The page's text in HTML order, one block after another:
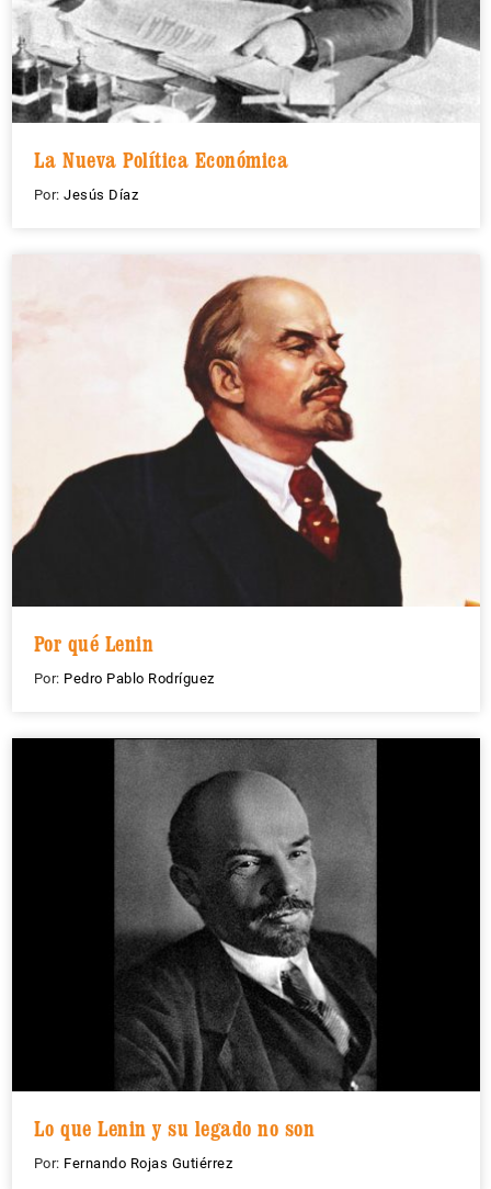
La Nueva Política Económica
Por: Jesús Díaz
Por qué Lenin
Por: Pedro Pablo Rodríguez
Lo que Lenin y su legado no son
Por: Fernando Rojas Gutiérrez